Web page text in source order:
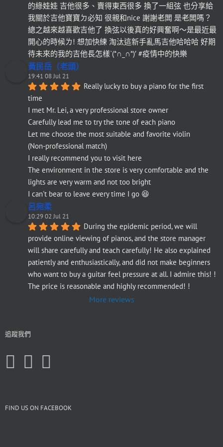
的綠娃娃 吉他很多、賣得東西很多 換了一組弦 也分享給
我關於吉他寶寶ㄉ必知 很親和nice 謝謝老闆 是老闆嗎？
總之越來越喜歡吉他了 換弦以後真的好興奮啊～是最近最
開心的時候ㄌ! 想加快練 淘汰這新手亂馬吉他哈哈哈 好期
待未來的我的吉他長怎樣`(*∩_∩*)′ #疫情中的快樂
黃民岳（老頭）
19:41 08 Jul 21
Really lucky to buy a piano for the first
time
I met Mr. Lei, a very professional store owner
Carefully lead me to try the tone of each piano
Let me choose the most suitable and favorite violin
(Non-professional match)
I really recommend you to visit here
The environment in the store is very comfortable and the
lights are very warm and not too bright
I can't bear to leave every time I go 😆
呂宛柔
10:29 02 Jul 21
During the epidemic period, we will
provide online viewing of pianos, and the store manager
will share carefully and teach carefully! He also explained
patiently and enthusiastically, and did not make beginners
who want to buy a guitar feel pressure at all. I admire this! !
The price is reasonable and highly recommended! !
More reviews
追蹤我們
FIND US ON FACEBOOK